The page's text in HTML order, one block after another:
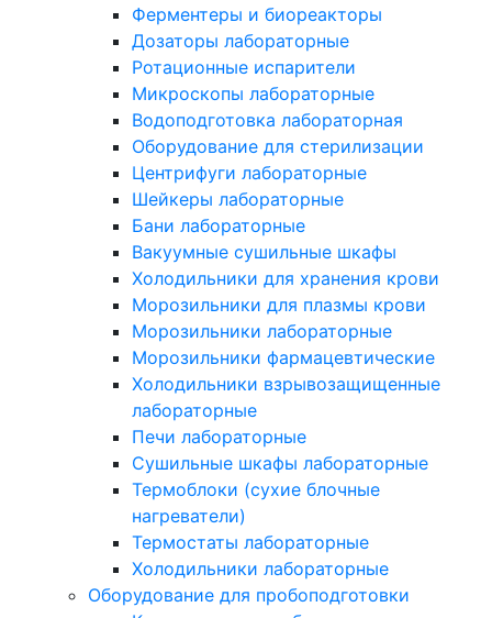
Ферментеры и биореакторы
Дозаторы лабораторные
Ротационные испарители
Микроскопы лабораторные
Водоподготовка лабораторная
Оборудование для стерилизации
Центрифуги лабораторные
Шейкеры лабораторные
Бани лабораторные
Вакуумные сушильные шкафы
Холодильники для хранения крови
Морозильники для плазмы крови
Морозильники лабораторные
Морозильники фармацевтические
Холодильники взрывозащищенные
лабораторные
Печи лабораторные
Сушильные шкафы лабораторные
Термоблоки (сухие блочные
нагреватели)
Термостаты лабораторные
Холодильники лабораторные
Оборудование для пробоподготовки